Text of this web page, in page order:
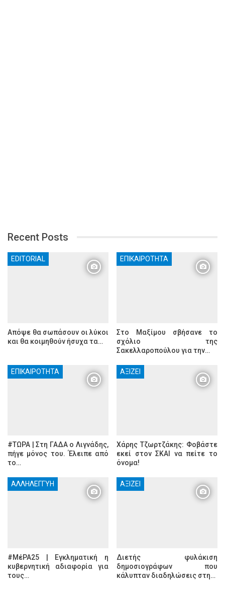
Recent Posts
EDITORIAL
Απόψε θα σωπάσουν οι λύκοι
και θα κοιμηθούν ήσυχα τα…
ΕΠΙΚΑΙΡΌΤΗΤΑ
Στο Μαξίμου σβήσανε το
σχόλιο της
Σακελλαροπούλου για την…
ΕΠΙΚΑΙΡΌΤΗΤΑ
#ΤΩΡΑ | Στη ΓΑΔΑ ο Λιγνάδης,
πήγε μόνος του. Έλειπε από
το…
ΑΞΊΖΕΙ
Χάρης Τζωρτζάκης: Φοβάστε
εκεί στον ΣΚΑΙ να πείτε το
όνομα!
ΑΛΛΗΛΕΓΓΎΗ
#ΜέΡΑ25 | Εγκληματική η
κυβερνητική αδιαφορία για
τους…
ΑΞΊΖΕΙ
Διετής φυλάκιση
δημοσιογράφων που
κάλυπταν διαδηλώσεις στη…